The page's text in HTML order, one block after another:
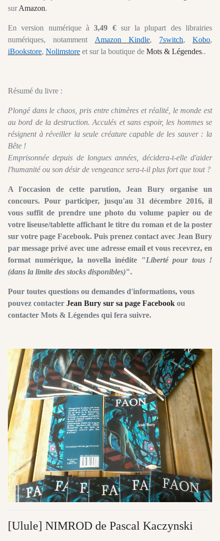
surAmazon.
En version numérique à3,49 €sur la plupart des librairies
numériques, notamment Amazon Kindle, 7switch, Kobo,
iBookstore, Nolimstore et sur la boutique de Mots & Légendes..
Résumé du livre :
Plongé dans le chaos, pris entre chimères et réalité, le monde est
au bord de la destruction. Acculés et sans espoir, les hommes se
résignent à réveiller la seule créature capable de les sauver : la
Bête !
Emprisonnée depuis de longues années, décidera-t-elle d'aider
l'humanité ou son désir de vengeance sera-t-il plus fort que tout ?
A l'occasion de cette parution, Jean Bury organise un
concours. Pour participer, jusqu'au 31 décembre 2016, il
vous suffit de prendre une photo du volume papier ou de
votre liseuse/tablette affichant le titre du roman et de la poster
sur votre page Facebook. Puis prenez contact avec Jean Bury
par message privé avec une adresse email et vous recevrez, en
format numérique, la novella inédite "Liberté pour tous !
(dans la limite des stocks disponibles)".
Pour toutes questions ou demandes d'informations, vous
pouvez contacter Jean Bury sur sa page Facebook ou
contacter Mots & Légendes qui fera suivre.
[Ulule] NIMROD de Pascal Kaczynski